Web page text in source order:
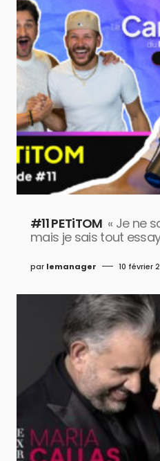
#11 PETiTOM « Je ne
mais je sais tout
par lemanager 10 février